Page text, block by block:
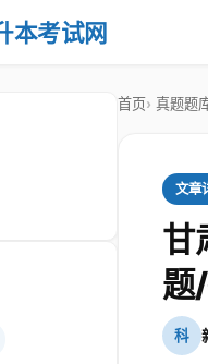
本考试网
首页 真题题
文章
甘
题
科